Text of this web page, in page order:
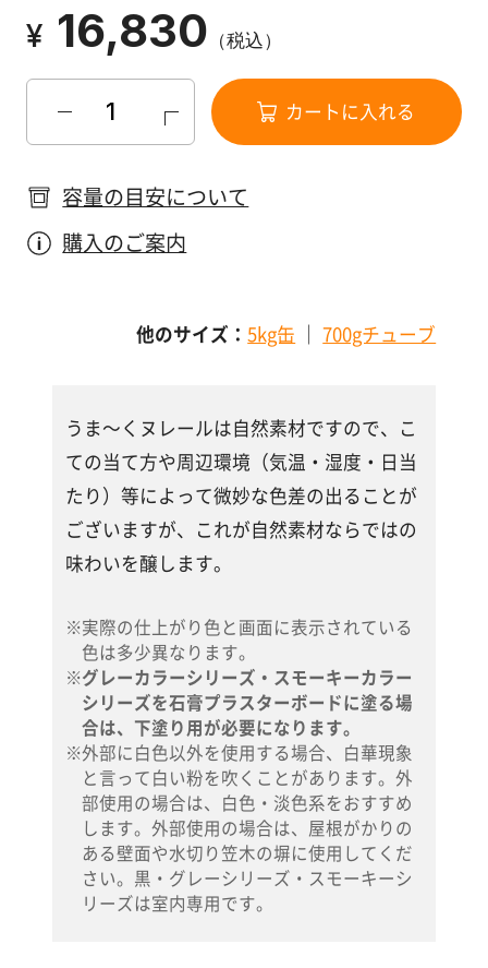
購
入
す
¥ 16,830 （税込）
カートに入れる
容量の目安について
購入のご案内
他のサイズ：5kg缶 ｜700gチューブ
うま～くヌレールは自然素材ですので、こ
ての当て方や周辺環境（気温・湿度・日当
たり）等によって微妙な色差の出ることが
ございますが、これが自然素材ならではの
味わいを醸します。
実際の仕上がり色と画面に表示されている
色は多少異なります。
グレーカラーシリーズ・スモーキーカラー
シリーズを石膏プラスターボードに塗る場
合は、下塗り用が必要になります。
外部に白色以外を使用する場合、白華現象
と言って白い粉を吹くことがあります。外
部使用の場合は、白色・淡色系をおすすめ
します。外部使用の場合は、屋根がかりの
ある壁面や水切り笠木の塀に使用してくだ
さい。黒・グレーシリーズ・スモーキーシ
リーズは室内専用です。